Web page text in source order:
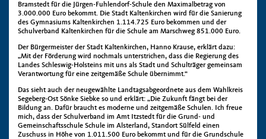
Bramstedt für die Jürgen-Fuhlendorf-Schule den Maximalbetrag von
3.000.000 Euro bekommt. Die Stadt Kaltenkirchen wird für die Sanierung
des Gymnasiums Kaltenkirchen 1.114.725 Euro bekommen und der
Schulverband Kaltenkirchen für die Schule am Marschweg 851.000 Euro.
Der Bürgermeister der Stadt Kaltenkirchen, Hanno Krause, erklärt dazu:
„Mit der Förderung wird nochmals unterstrichen, dass die Regierung des
Landes Schleswig-Holsteins mit uns als Stadt und Schulträger gemeinsam
Verantwortung für eine zeitgemäße Schule übernimmt.“
Das sieht auch der neugewählte Landtagsabgeordnete aus dem Wahlkreis
Segeberg-Ost Sönke Siebke so und erklärt: „Die Zukunft fängt bei der
Bildung an. Dafür braucht es moderne und zeitgemäße Schulen. Ich freue
mich, dass der Schulverband im Amt Itzstedt für die Grund- und
Gemeinschaftsschule Schule im Alsterland, Standort Sülfeld einen
Zuschuss in Höhe von 1.011.500 Euro bekommt und für die Grundschule